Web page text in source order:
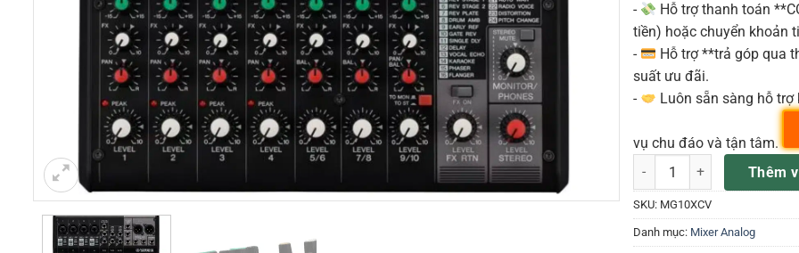
-
Hỗ trợ thanh toán
tiền) hoặc chuyển khoản
-
Hỗ trợ **trả góp qua
suất ưu đãi.
-
Luôn sẵn sàng hỗ
vụ chu đáo và tận tâm.
Mixer Yamaha MG10XCV số
Thêm
SKU: MG10XCV
Danh mục: Mixer Analog